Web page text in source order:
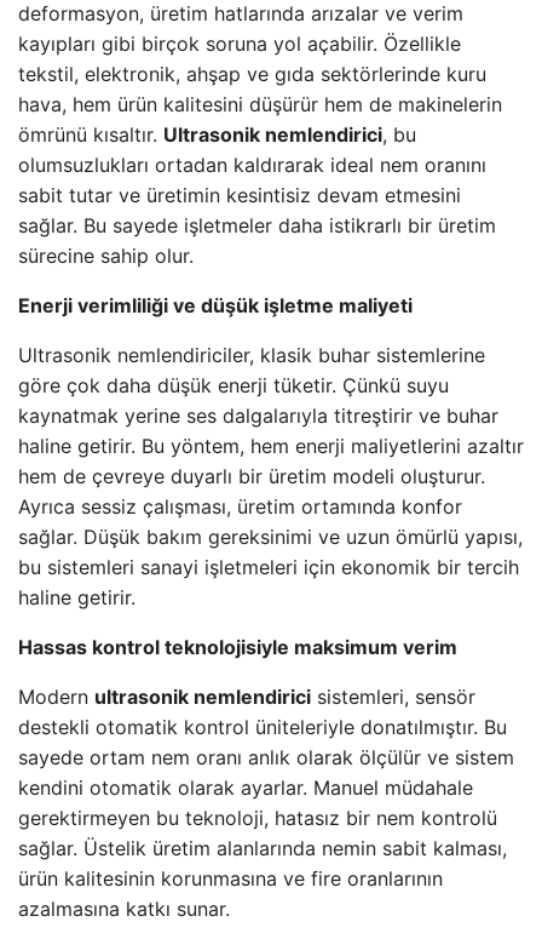
deformasyon, üretim hatlarında arızalar ve verim
kayıpları gibi birçok soruna yol açabilir. Özellikle
tekstil, elektronik, ahşap ve gıda sektörlerinde kuru
hava, hem ürün kalitesini düşürür hem de makinelerin
ömrünü kısaltır. Ultrasonik nemlendirici, bu
olumsuzlukları ortadan kaldırarak ideal nem oranını
sabit tutar ve üretimin kesintisiz devam etmesini
sağlar. Bu sayede işletmeler daha istikrarlı bir üretim
sürecine sahip olur.
Enerji verimliliği ve düşük işletme maliyeti
Ultrasonik nemlendiriciler, klasik buhar sistemlerine
göre çok daha düşük enerji tüketir. Çünkü suyu
kaynatmak yerine ses dalgalarıyla titreştirir ve buhar
haline getirir. Bu yöntem, hem enerji maliyetlerini azaltır
hem de çevreye duyarlı bir üretim modeli oluşturur.
Ayrıca sessiz çalışması, üretim ortamında konfor
sağlar. Düşük bakım gereksinimi ve uzun ömürlü yapısı,
bu sistemleri sanayi işletmeleri için ekonomik bir tercih
haline getirir.
Hassas kontrol teknolojisiyle maksimum verim
Modern ultrasonik nemlendirici sistemleri, sensör
destekli otomatik kontrol üniteleriyle donatılmıştır. Bu
sayede ortam nem oranı anlık olarak ölçülür ve sistem
kendini otomatik olarak ayarlar. Manuel müdahale
gerektirmeyen bu teknoloji, hatasız bir nem kontrolü
sağlar. Üstelik üretim alanlarında nemin sabit kalması,
ürün kalitesinin korunmasına ve fire oranlarının
azalmasına katkı sunar.